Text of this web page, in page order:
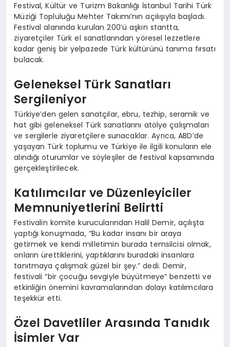
Festival, Kültür ve Turizm Bakanlığı İstanbul Tarihi Türk
Müziği Topluluğu Mehter Takımı’nın açılışıyla başladı.
Festival alanında kurulan 200’ü aşkın stantta,
ziyaretçiler Türk el sanatlarından yöresel lezzetlere
kadar geniş bir yelpazede Türk kültürünü tanıma fırsatı
bulacak.
Geleneksel Türk Sanatları
Sergileniyor
Türkiye’den gelen sanatçılar, ebru, tezhip, seramik ve
hat gibi geleneksel Türk sanatlarını atölye çalışmaları
ve sergilerle ziyaretçilere sunacaklar. Ayrıca, ABD’de
yaşayan Türk toplumu ve Türkiye ile ilgili konuların ele
alındığı oturumlar ve söyleşiler de festival kapsamında
gerçekleştirilecek.
Katılımcılar ve Düzenleyiciler
Memnuniyetlerini Belirtti
Festivalin komite kurucularından Halil Demir, açılışta
yaptığı konuşmada, “Bu kadar insanı bir araya
getirmek ve kendi milletimin burada temsilcisi olmak,
onların ürettiklerini, yaptıklarını buradaki insanlara
tanıtmaya çalışmak güzel bir şey.” dedi. Demir,
festivali “bir çocuğu sevgiyle büyütmeye” benzetti ve
etkinliğin önemini kavramalarından dolayı katılımcılara
teşekkür etti.
Özel Davetliler Arasında Tanıdık
İsimler Var